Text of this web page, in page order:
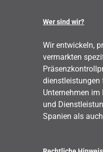
Wer sind wir?
Wir entwickeln,
vermarkten
dienstleistungen
Unternehmen im
und
Spanien als